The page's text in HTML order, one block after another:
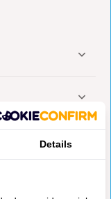
Details